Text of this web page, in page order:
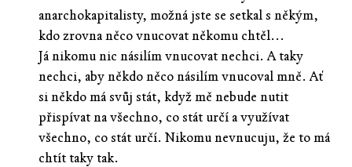
anarchokapitalisty, možná jste se setkal s někým,
kdo zrovna něco vnucovat někomu chtěl...
Já nikomu nic násilím vnucovat nechci. A taky
nechci, aby někdo něco násilím vnucoval mně. Ať
si někdo má svůj stát, když mě nebude nutit
přispívat na všechno, co stát určí a využívat
všechno, co stát určí. Nikomu nevnucuju, že to má
chtít taky tak.